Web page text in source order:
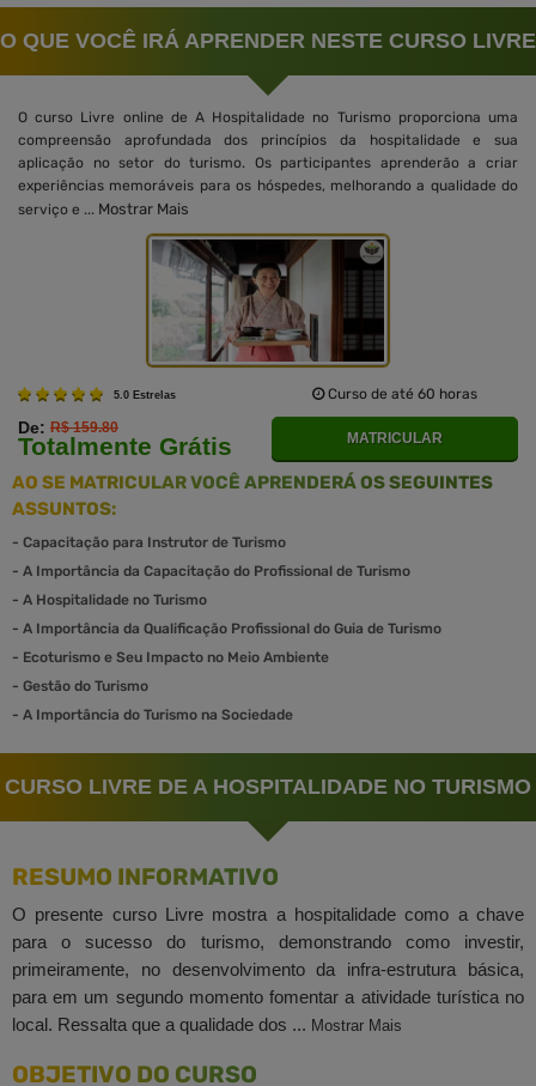
O QUE VOCÊ IRÁ APRENDER NESTE CURSO LIVRE
O curso Livre online de A Hospitalidade no Turismo proporciona uma
compreensão aprofundada dos princípios da hospitalidade e sua
aplicação no setor do turismo. Os participantes aprenderão a criar
experiências memoráveis para os hóspedes, melhorando a qualidade do
serviço e ... Mostrar Mais
5.0 Estrelas Curso de até 60 horas
De: R$ 159.80
Totalmente Grátis MATRICULAR
AO SE MATRICULAR VOCÊ APRENDERÁ OS SEGUINTES
ASSUNTOS:
- Capacitação para Instrutor de Turismo
- A Importância da Capacitação do Profissional de Turismo
- A Hospitalidade no Turismo
- A Importância da Qualificação Profissional do Guia de Turismo
- Ecoturismo e Seu Impacto no Meio Ambiente
- Gestão do Turismo
- A Importância do Turismo na Sociedade
CURSO LIVRE DE A HOSPITALIDADE NO TURISMO
RESUMO INFORMATIVO
O presente curso Livre mostra a hospitalidade como a chave
para o sucesso do turismo, demonstrando como investir,
primeiramente, no desenvolvimento da infra-estrutura básica,
para em um segundo momento fomentar a atividade turística no
local. Ressalta que a qualidade dos ... Mostrar Mais
OBJETIVO DO CURSO